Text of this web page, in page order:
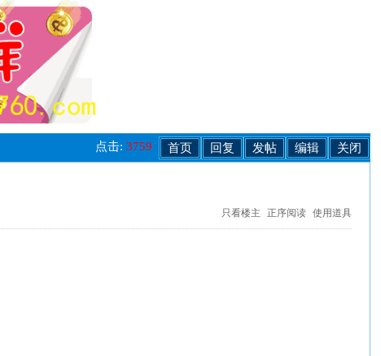
关闭
编辑
发帖
回复
首页
点击: 3759
只看楼主 正序阅读 使用道具